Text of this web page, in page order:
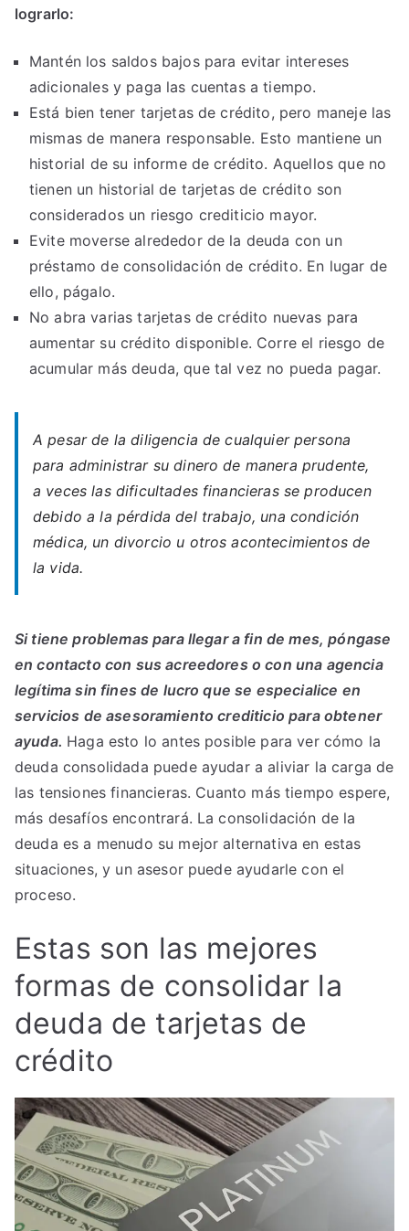
lograrlo:
Mantén los saldos bajos para evitar intereses
adicionales y paga las cuentas a tiempo.
Está bien tener tarjetas de crédito, pero maneje las
mismas de manera responsable. Esto mantiene un
historial de su informe de crédito. Aquellos que no
tienen un historial de tarjetas de crédito son
considerados un riesgo crediticio mayor.
Evite moverse alrededor de la deuda con un
préstamo de consolidación de crédito. En lugar de
ello, págalo.
No abra varias tarjetas de crédito nuevas para
aumentar su crédito disponible. Corre el riesgo de
acumular más deuda, que tal vez no pueda pagar.
A pesar de la diligencia de cualquier persona
para administrar su dinero de manera prudente,
a veces las dificultades financieras se producen
debido a la pérdida del trabajo, una condición
médica, un divorcio u otros acontecimientos de
la vida.
Si tiene problemas para llegar a fin de mes, póngase
en contacto con sus acreedores o con una agencia
legítima sin fines de lucro que se especialice en
servicios de asesoramiento crediticio para obtener
ayuda. Haga esto lo antes posible para ver cómo la
deuda consolidada puede ayudar a aliviar la carga de
las tensiones financieras. Cuanto más tiempo espere,
más desafíos encontrará. La consolidación de la
deuda es a menudo su mejor alternativa en estas
situaciones, y un asesor puede ayudarle con el
proceso.
Estas son las mejores
formas de consolidar la
deuda de tarjetas de
crédito